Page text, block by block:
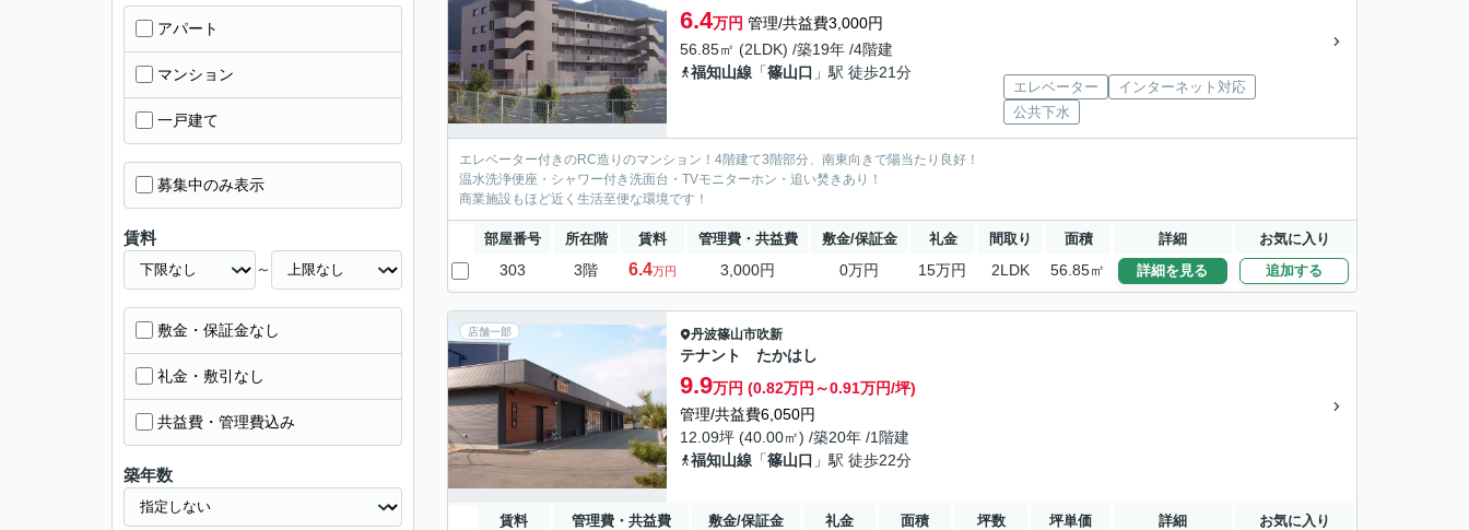
6.4万円 管理/共益費3,000円
56.85㎡ (2LDK) /築19年 /4階建
福知山線 「篠山口 」駅 徒歩21分
エレベーター
インターネット対応
公共下水
エレベーター付きのRC造りのマンション！4階建て3階部分、南東向きで陽当たり良好！
温水洗浄便座・シャワー付き洗面台・TVモニターホン・追い焚きあり！
商業施設もほど近く生活至便な環境です！
部屋番号 所在階 賃料 管理費・共益費 敷金/保証金 礼金 間取り 面積 詳細 お気に入り
303 3階 6.4万円 3,000円 0万円 15万円 2LDK 56.85㎡ 詳細を見る 追加する
店舗一部 丹波篠山市吹新
テナント たかはし
9.9万円 (0.82万円～0.91万円/坪)
管理/共益費6,050円
12.09坪 (40.00㎡) /築20年 /1階建
福知山線 「篠山口 」駅 徒歩22分
賃料 管理費・共益費 敷金/保証金 礼金 面積 坪数 坪単価 詳細 お気に入り
アパート
マンション
一戸建て
募集中のみ表示
賃料
～
敷金・保証金なし
礼金・敷引なし
共益費・管理費込み
築年数